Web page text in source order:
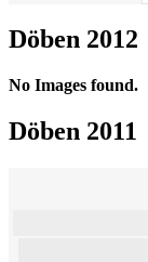
Döben 2012
No Images found.
Döben 2011